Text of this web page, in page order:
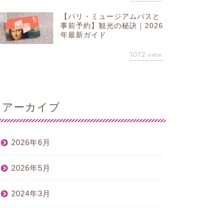
5
【パリ・ミュージアムパスと
事前予約】観光の秘訣｜2026
年最新ガイド
1072 view
アーカイブ
2026年6月
2026年5月
2024年3月